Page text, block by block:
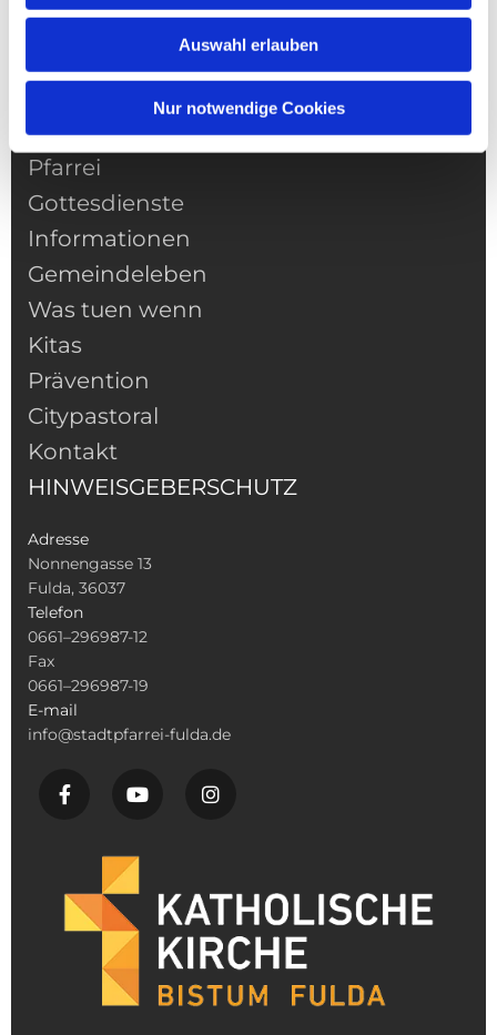
Auswahl erlauben
Nur notwendige Cookies
NAVIGATION
Pfarrei
Gottesdienste
Informationen
Gemeindeleben
Was tuen wenn
Kitas
Prävention
Citypastoral
Kontakt
HINWEISGEBERSCHUTZ
Adresse
Nonnengasse 13
Fulda, 36037
Telefon
0661–296987-12
Fax
0661–296987-19
E-mail
info@stadtpfarrei-fulda.de